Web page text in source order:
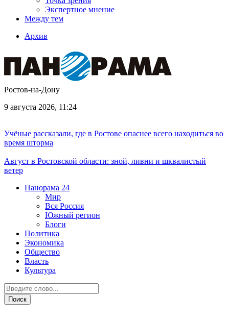
Экспертное мнение
Между тем
Архив
Ростов-на-Дону
9 августа 2026, 11:24
Учёные рассказали, где в Ростове опаснее всего находиться во
время шторма
Август в Ростовской области: зной, ливни и шквалистый
ветер
Панорама 24
Мир
Вся Россия
Южный регион
Блоги
Политика
Экономика
Общество
Власть
Культура